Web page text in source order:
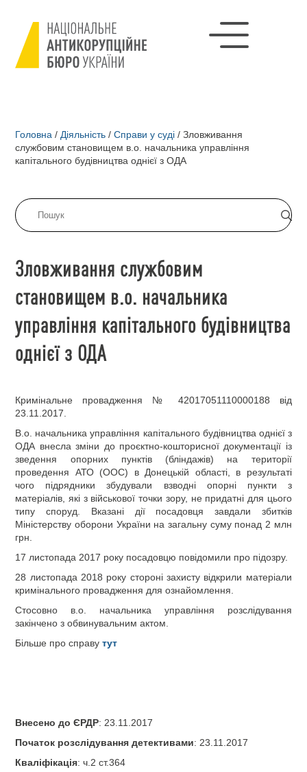
Головна / Діяльність / Справи у суді / Зловживання
службовим становищем в.о. начальника управління
капітального будівництва однієї з ОДА
Зловживання службовим
становищем в.о. начальника
управління капітального будівництва
однієї з ОДА
Кримінальне провадження № 42017051110000188 від
23.11.2017.
В.о. начальника управління капітального будівництва однієї з
ОДА внесла зміни до проєктно-кошторисної документації із
зведення опорних пунктів (бліндажів) на території
проведення АТО (ООС) в Донецькій області, в результаті
чого підрядники збудували взводні опорні пункти з
матеріалів, які з військової точки зору, не придатні для цього
типу споруд. Вказані дії посадовця завдали збитків
Міністерству оборони України на загальну суму понад 2 млн
грн.
17 листопада 2017 року посадовцю повідомили про підозру.
28 листопада 2018 року стороні захисту відкрили матеріали
кримінального провадження для ознайомлення.
Стосовно в.о. начальника управління розслідування
закінчено з обвинувальним актом.
Більше про справутут
Внесено до ЄРДР: 23.11.2017
Початок розслідування детективами: 23.11.2017
Кваліфікація: ч.2 ст.364